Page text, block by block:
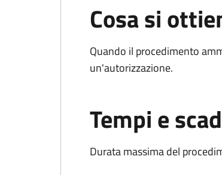
Cosa si
Quando il procedimento
un'autorizzazione.
Tempi e
Durata massima del